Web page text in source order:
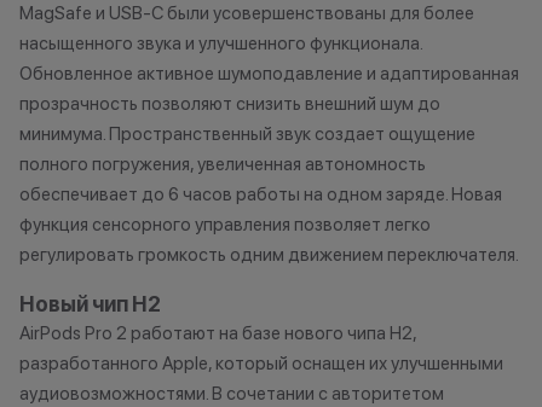
Как можно использовать
баллы
Бонусными баллами можно
оплатить:
до 20% от чека — на аксессуары;
до 10% от чека — на
оригинальную продукцию Dyson и
Xiaomi.
до 5% от чека — на оригинальную
до 2% от чека — на новые iPhone;
характер.
•Организатор
право отказать
договора
•Организатор
усмотрение
изменить
MagSafe и USB-C были усовершенствованы для более
насыщенного звука и улучшенного функционала.
Обновленное активное шумоподавление и адаптированная
прозрачность позволяют снизить внешний шум до
минимума. Пространственный звук создает ощущение
полного погружения, увеличенная автономность
обеспечивает до 6 часов работы на одном заряде. Новая
функция сенсорного управления позволяет легко
регулировать громкость одним движением переключателя.
Новый чип H2
AirPods Pro 2 работают на базе нового чипа H2,
разработанного Apple, который оснащен их улучшенными
аудиовозможностями. В сочетании с авторитетом